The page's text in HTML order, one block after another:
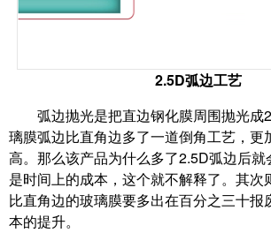
2.5D弧边工艺
弧边抛光是把直边钢化膜周围抛光成
璃膜弧边比直角边多了一道倒角工艺，更
高。那么该产品为什么多了2.5D弧边后
是时间上的成本，这个就不解释了。其次
比直角边的玻璃膜要多出在百分之三十报
本的提升。